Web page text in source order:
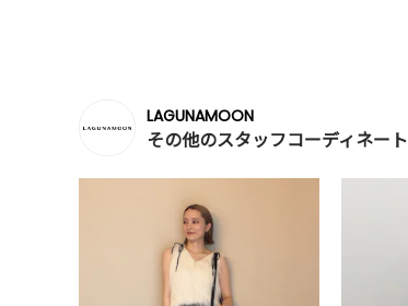
LAGUNAMOON
その他のスタッフコーディネート